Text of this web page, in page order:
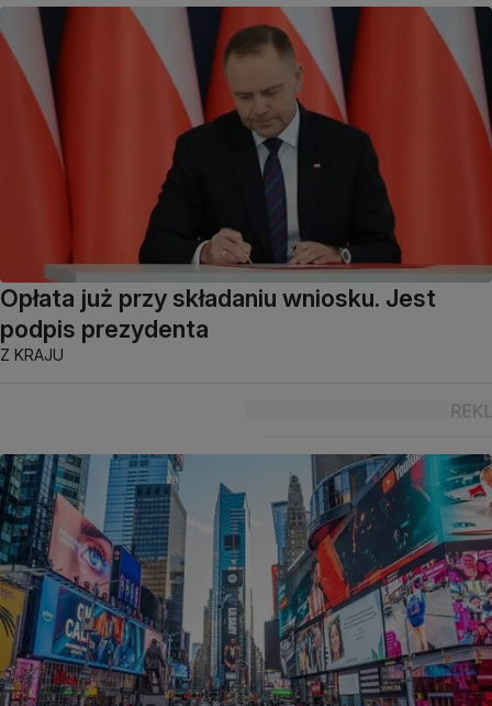
Opłata już przy składaniu wniosku. Jest
podpis prezydenta
Z KRAJU